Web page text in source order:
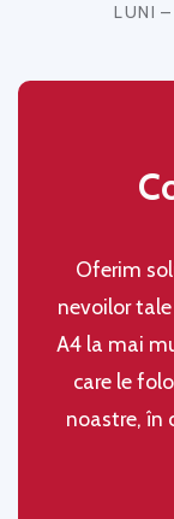
LUNI
Oferim
nevoilor
A4 la mai
care le
noastre, în